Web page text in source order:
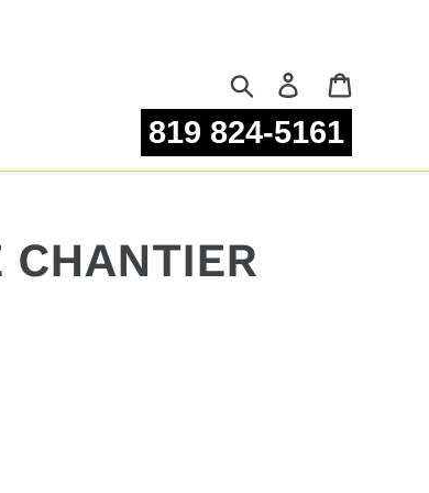
RechercherSe connecter
819 824-5161
CHANTIER